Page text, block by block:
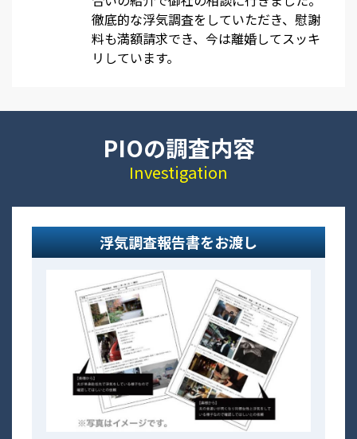
徹底的な浮気調査をしていただき、慰謝
料も満額請求でき、今は離婚してスッキ
リしています。
PIOの調査内容
Investigation
浮気調査報告書をお渡し